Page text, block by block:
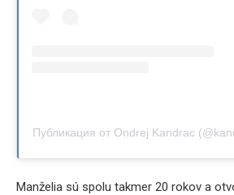
Публикация от Ondrej Kandrac
Manželia sú spolu takmer 20 rokov a